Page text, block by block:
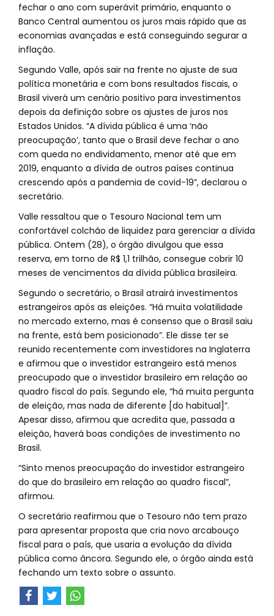
fechar o ano com superávit primário, enquanto o
Banco Central aumentou os juros mais rápido que as
economias avançadas e está conseguindo segurar a
inflação.
Segundo Valle, após sair na frente no ajuste de sua
política monetária e com bons resultados fiscais, o
Brasil viverá um cenário positivo para investimentos
depois da definição sobre os ajustes de juros nos
Estados Unidos. “A dívida pública é uma ‘não
preocupação’, tanto que o Brasil deve fechar o ano
com queda no endividamento, menor até que em
2019, enquanto a dívida de outros países continua
crescendo após a pandemia de covid-19”, declarou o
secretário.
Valle ressaltou que o Tesouro Nacional tem um
confortável colchão de liquidez para gerenciar a dívida
pública. Ontem (28), o órgão divulgou que essa
reserva, em torno de R$ 1,1 trilhão, consegue cobrir 10
meses de vencimentos da dívida pública brasileira.
Segundo o secretário, o Brasil atrairá investimentos
estrangeiros após as eleições. “Há muita volatilidade
no mercado externo, mas é consenso que o Brasil saiu
na frente, está bem posicionado”. Ele disse ter se
reunido recentemente com investidores na Inglaterra
e afirmou que o investidor estrangeiro está menos
preocupado que o investidor brasileiro em relação ao
quadro fiscal do país. Segundo ele, “há muita pergunta
de eleição, mas nada de diferente [do habitual]”.
Apesar disso, afirmou que acredita que, passada a
eleição, haverá boas condições de investimento no
Brasil.
“Sinto menos preocupação do investidor estrangeiro
do que do brasileiro em relação ao quadro fiscal”,
afirmou.
O secretário reafirmou que o Tesouro não tem prazo
para apresentar proposta que cria novo arcabouço
fiscal para o país, que usaria a evolução da dívida
pública como âncora. Segundo ele, o órgão ainda está
fechando um texto sobre o assunto.